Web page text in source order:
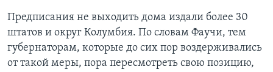
Предписания не выходить дома издали более 30
штатов и округ Колумбия. По словам Фаучи, тем
губернаторам, которые до сих пор воздерживались
от такой меры, пора пересмотреть свою позицию,